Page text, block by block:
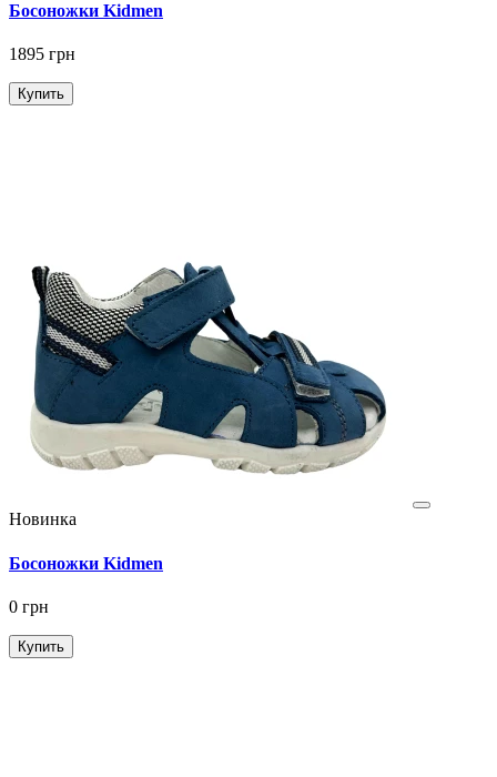
Босоножки Kidmen
1895 грн
Купить
Новинка
Босоножки Kidmen
0 грн
Купить